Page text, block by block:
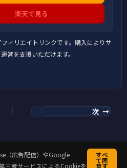
楽天で見る
ィリエイトリンクです。購入によりサ
営を支援いただけます。
次
（広告配信）やGoogle
三者サービスによるCookieを
すべ
て同
意す